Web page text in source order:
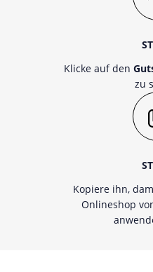
Klicke auf den
zu
Kopiere ihn,
Onlineshop